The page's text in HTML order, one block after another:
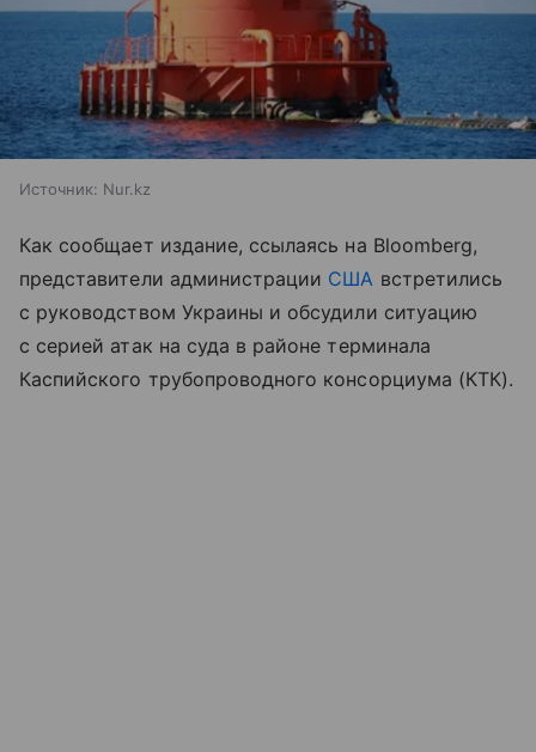
Источник: Nur.kz
Как сообщает издание, ссылаясь на Bloomberg,
представители администрации США встретились
с руководством Украины и обсудили ситуацию
с серией атак на суда в районе терминала
Каспийского трубопроводного консорциума (КТК).